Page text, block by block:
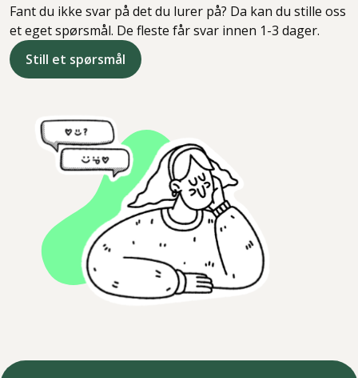
Fant du ikke svar på det du lurer på? Da kan du stille oss
et eget spørsmål. De fleste får svar innen 1-3 dager.
Still et spørsmål